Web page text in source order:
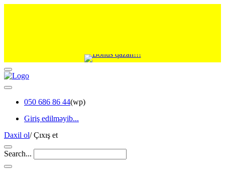
050 686 86 44(wp)
Giriş edilməyib...
Daxil ol/Çıxış et
Search...